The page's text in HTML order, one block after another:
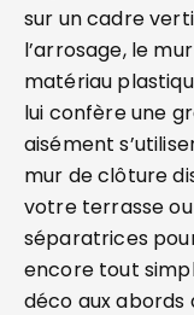
sur un cadre
l’arrosage, le
matériau
lui confère une
aisément
mur de clôture
votre terrasse
séparatrices
encore tout
déco aux abords